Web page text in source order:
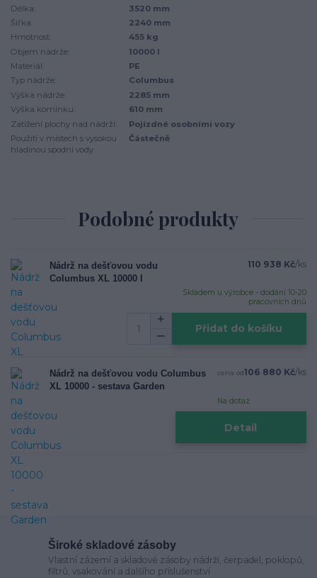
Délka:
3520 mm
Šířka:
2240 mm
Hmotnost:
455 kg
Objem nádrže:
10000 l
Materiál:
PE
Typ nádrže:
Columbus
Výška nádrže:
2285 mm
Výška komínku:
610 mm
Zatížení plochy nad nádrží:
Pojízdné osobními vozy
Použití v místech s vysokou
hladinou spodní vody:
Částečně
Podobné produkty
Nádrž na dešťovou vodu
Columbus XL 10000 l
110 938 Kč/ks
Skladem u výrobce - dodání 10-20
pracovních dnů
Přidat do košíku
Nádrž na dešťovou vodu Columbus
XL 10000 - sestava Garden
cena od106 880 Kč/ks
Na dotaz
Detail
Široké skladové zásoby
Vlastní zázemí a skladové zásoby nádrží, čerpadel, poklopů,
filtrů, vsakování a dalšího příslušenství